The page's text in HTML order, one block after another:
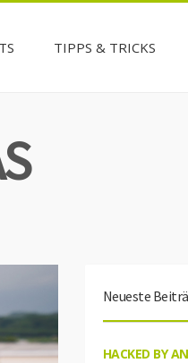
TIPPS & TRICKS
Neueste
HACKED BY